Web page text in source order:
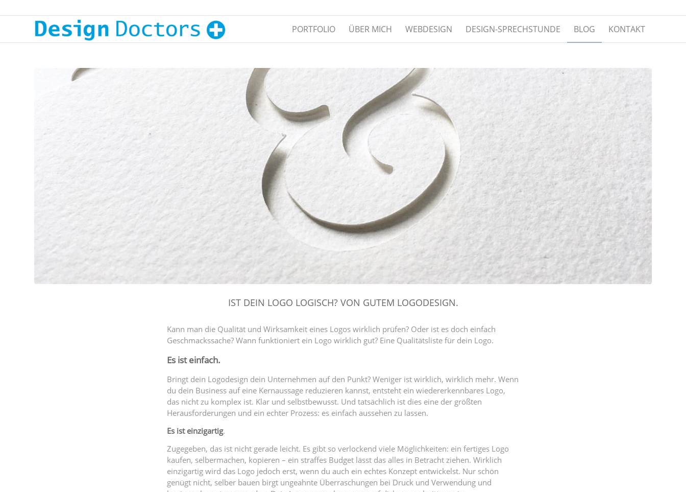
PORTFOLIO ÜBER MICH WEBDESIGN DESIGN-SPRECHSTUNDE BLOG KONTAKT
IST DEIN LOGO LOGISCH? VON GUTEM LOGODESIGN.
Kann man die Qualität und Wirksamkeit eines Logos wirklich prüfen? Oder ist es doch einfach
Geschmackssache? Wann funktioniert ein Logo wirklich gut? Eine Qualitätsliste für dein Logo.
Es ist einfach.
Bringt dein Logodesign dein Unternehmen auf den Punkt? Weniger ist wirklich, wirklich mehr. Wenn
du dein Business auf eine Kernaussage reduzieren kannst, entsteht ein wiedererkennbares Logo,
das nicht zu komplex ist. Klar und selbstbewusst. Und tatsächlich ist dies eine der größten
Herausforderungen und ein echter Prozess: es einfach aussehen zu lassen.
Es ist einzigartig.
Zugegeben, das ist nicht gerade leicht. Es gibt so verlockend viele Möglichkeiten: ein fertiges Logo
kaufen, selbermachen, kopieren – ein straffes Budget lässt das alles in Betracht ziehen. Wirklich
einzigartig wird das Logo jedoch erst, wenn du auch ein echtes Konzept entwickelst. Nur schön
genügt nicht, selber bauen birgt ungeahnte Überraschungen bei Druck und Verwendung und